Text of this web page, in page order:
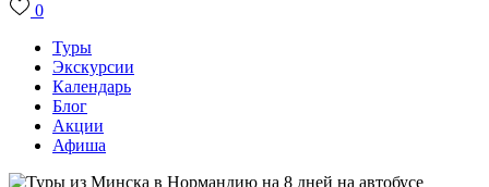
0
Туры
Экскурсии
Календарь
Блог
Акции
Афиша